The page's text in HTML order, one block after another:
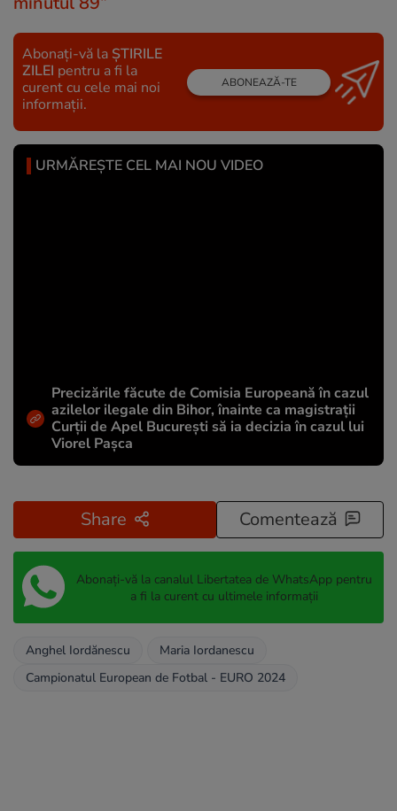
Abonați-vă la ȘTIRILE
ZILEI pentru a fi la
curent cu cele mai noi
informații.
ABONEAZĂ-TE
URMĂREȘTE CEL MAI NOU VIDEO
Precizările făcute de Comisia Europeană în cazul
azilelor ilegale din Bihor, înainte ca magistrații
Curții de Apel București să ia decizia în cazul lui
Viorel Pașca
Share Comentează
Abonați-vă la canalul Libertatea de WhatsApp pentru
a fi la curent cu ultimele informații
Anghel Iordănescu
Maria Iordanescu
Campionatul European de Fotbal - EURO 2024